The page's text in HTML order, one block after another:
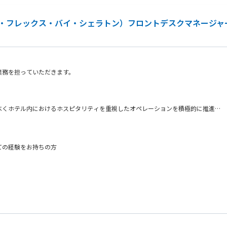
レックス・バイ・シェラトン）フロントデスクマネージャ
を担っていただきます。
ホテル内におけるホスピタリティを重視したオペレーションを積極的に推進
経験をお持ちの方